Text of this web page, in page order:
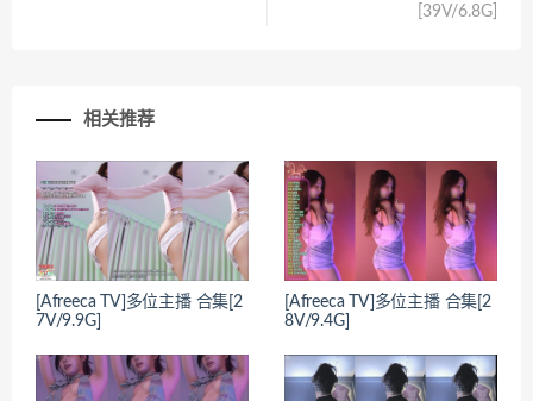
[39V/6.8G]
相关推荐
[Afreeca TV]多位主播 合集[2
7V/9.9G]
[Afreeca TV]多位主播 合集[2
8V/9.4G]